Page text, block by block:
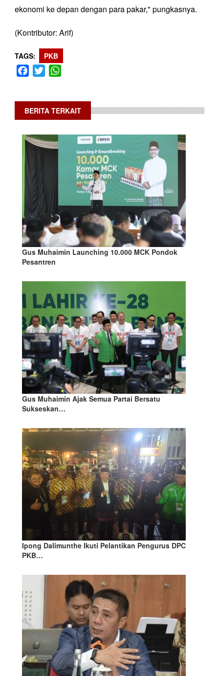
ekonomi ke depan dengan para pakar," pungkasnya.
(Kontributor: Arif)
TAGS PKB
Facebook
Twitter
BERITA TERKAIT
Gus Muhaimin Launching 10.000 MCK Pondok
Pesantren
Gus Muhaimin Ajak Semua Partai Bersatu
Sukseskan…
Ipong Dalimunthe Ikuti Pelantikan Pengurus DPC
PKB…